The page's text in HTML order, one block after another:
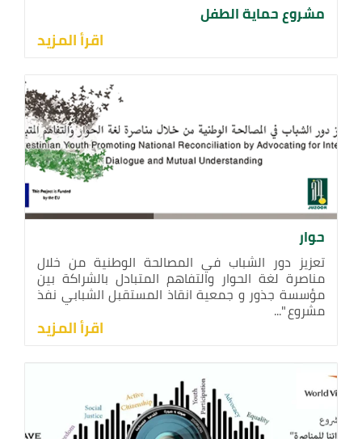
مشروع حماية الطفل
اقرأ المزيد
حوار
تعزيز دور الشباب في المصالحة الوطنية من خلال
مناصرة لغة الحوار والتفاهم المتبادل بالشراكة بين
مؤسسة جذور و جمعية انقاذ المستقبل الشبابي نفذ
مشروع "...
اقرأ المزيد